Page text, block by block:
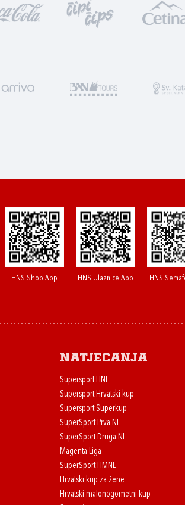
HNS Shop App HNS Ulaznice App HNS
Natjecanja
Supersport HNL
Supersport Hrvatski kup
Supersport Superkup
SuperSport Prva NL
SuperSport Druga NL
Magenta Liga
SuperSport HMNL
Hrvatski kup za žene
Hrvatski malonogometni kup